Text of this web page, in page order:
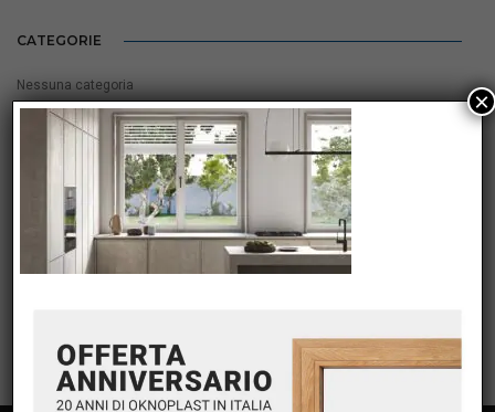
CATEGORIE
Nessuna categoria
Feed dei contenuti
Feed dei commenti
×